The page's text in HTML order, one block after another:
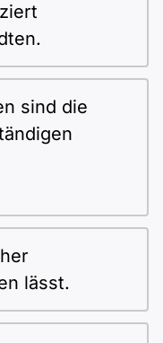
sind die
lässt.